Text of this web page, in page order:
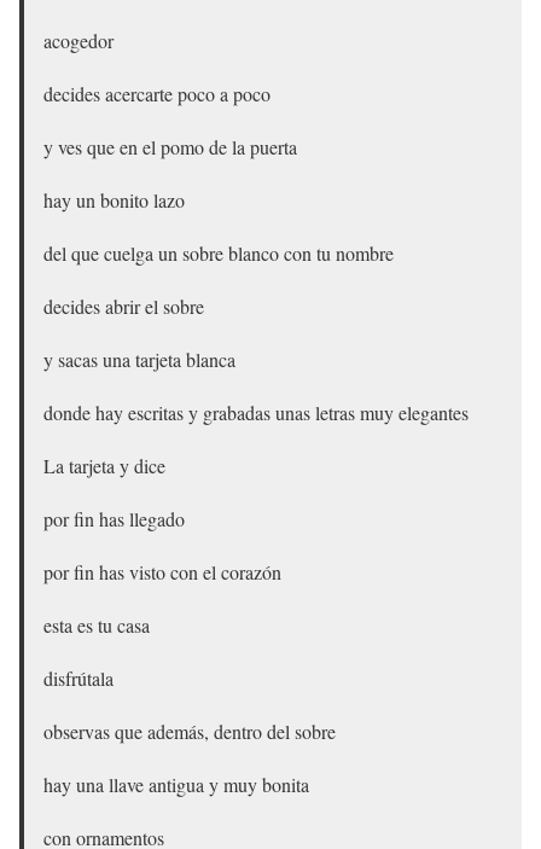
acogedor
decides acercarte poco a poco
y ves que en el pomo de la puerta
hay un bonito lazo
del que cuelga un sobre blanco con tu nombre
decides abrir el sobre
y sacas una tarjeta blanca
donde hay escritas y grabadas unas letras muy elegantes
La tarjeta y dice
por fin has llegado
por fin has visto con el corazón
esta es tu casa
disfrútala
observas que además, dentro del sobre
hay una llave antigua y muy bonita
con ornamentos